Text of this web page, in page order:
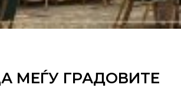
МЕЃУ ГРАДОВИТЕ